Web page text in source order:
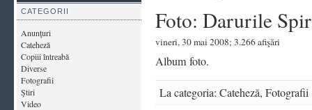
CATEGORII
Anunţuri
Cateheză
Copiii întreabă
Diverse
Fotografii
Ştiri
Video
Foto: Darurile
vineri, 30 mai 2008; 3.266 afişări
Album foto.
La categoria: Cateheză, Fotografii